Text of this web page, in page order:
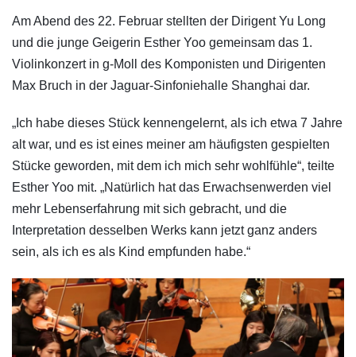
Am Abend des 22. Februar stellten der Dirigent Yu Long
und die junge Geigerin Esther Yoo gemeinsam das 1.
Violinkonzert in g-Moll des Komponisten und Dirigenten
Max Bruch in der Jaguar-Sinfoniehalle Shanghai dar.
„Ich habe dieses Stück kennengelernt, als ich etwa 7 Jahre
alt war, und es ist eines meiner am häufigsten gespielten
Stücke geworden, mit dem ich mich sehr wohlfühle“, teilte
Esther Yoo mit. „Natürlich hat das Erwachsenwerden viel
mehr Lebenserfahrung mit sich gebracht, und die
Interpretation desselben Werks kann jetzt ganz anders
sein, als ich es als Kind empfunden habe.“